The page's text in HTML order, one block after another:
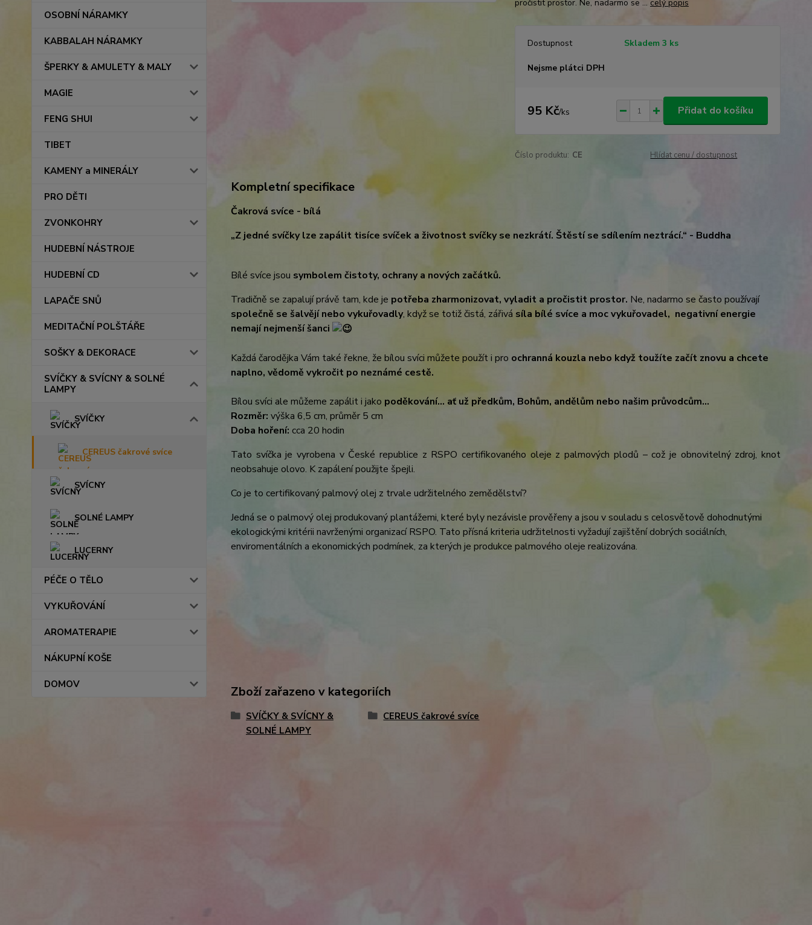
OSOBNÍ NÁRAMKY
KABBALAH NÁRAMKY
ŠPERKY & AMULETY & MALY
MAGIE
FENG SHUI
TIBET
KAMENY a MINERÁLY
PRO DĚTI
ZVONKOHRY
HUDEBNÍ NÁSTROJE
HUDEBNÍ CD
LAPAČE SNŮ
MEDITAČNÍ POLŠTÁŘE
SOŠKY & DEKORACE
SVÍČKY & SVÍCNY & SOLNÉ
LAMPY
SVÍČKY
CEREUS čakrové svíce
SVÍCNY
SOLNÉ LAMPY
LUCERNY
PÉČE O TĚLO
VYKUŘOVÁNÍ
AROMATERAPIE
NÁKUPNÍ KOŠE
DOMOV
pročistit prostor. Ne, nadarmo se ... celý popis
Dostupnost Skladem 3 ks
Nejsme plátci DPH
95 Kč/ks Přidat do košíku
Číslo produktu: CE Hlídat cenu / dostupnost
Kompletní specifikace
Čakrová svíce - bílá
„Z jedné svíčky lze zapálit tisíce svíček a životnost svíčky se nezkrátí. Štěstí se sdílením neztrácí.“ - Buddha
Bílé svíce jsou symbolem čistoty, ochrany a nových začátků.
Tradičně se zapalují právě tam, kde je potřeba zharmonizovat, vyladit a pročistit prostor. Ne, nadarmo se často používají
společně se šalvějí nebo vykuřovadly, když se totiž čistá, zářivá síla bílé svíce a moc vykuřovadel, negativní energie
nemají nejmenší šanci
Každá čarodějka Vám také řekne, že bílou svíci můžete použít i pro ochranná kouzla nebo když toužíte začít znovu a chcete
naplno, vědomě vykročit po neznámé cestě.
Bílou svíci ale můžeme zapálit i jako poděkování... ať už předkům, Bohům, andělům nebo našim průvodcům...
Rozměr: výška 6,5 cm, průměr 5 cm
Doba hoření: cca 20 hodin
Tato svíčka je vyrobena v České republice z RSPO certifikovaného oleje z palmových plodů – což je obnovitelný zdroj, knot
neobsahuje olovo. K zapálení použijte špejli.
Co je to certifikovaný palmový olej z trvale udržitelného zemědělství?
Jedná se o palmový olej produkovaný plantážemi, které byly nezávisle prověřeny a jsou v souladu s celosvětově dohodnutými
ekologickými kritérii navrženými organizací RSPO. Tato přísná kriteria udržitelnosti vyžadují zajištění dobrých sociálních,
enviromentálních a ekonomických podmínek, za kterých je produkce palmového oleje realizována.
Zboží zařazeno v kategoriích
SVÍČKY & SVÍCNY &
SOLNÉ LAMPY
CEREUS čakrové svíce